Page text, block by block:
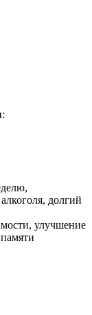
долгий
улучшение